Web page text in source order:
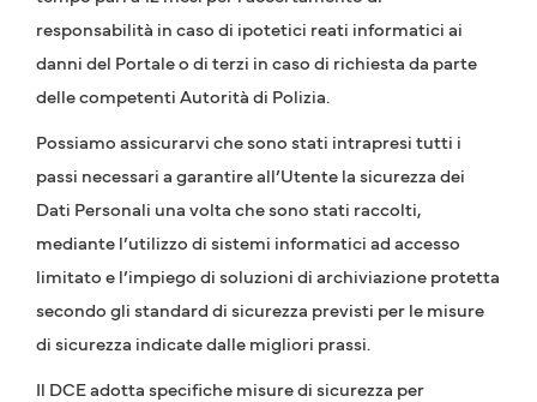
responsabilità in caso di ipotetici reati informatici ai
danni del Portale o di terzi in caso di richiesta da parte
delle competenti Autorità di Polizia.
Possiamo assicurarvi che sono stati intrapresi tutti i
passi necessari a garantire all’Utente la sicurezza dei
Dati Personali una volta che sono stati raccolti,
mediante l’utilizzo di sistemi informatici ad accesso
limitato e l’impiego di soluzioni di archiviazione protetta
secondo gli standard di sicurezza previsti per le misure
di sicurezza indicate dalle migliori prassi.
Il DCE adotta specifiche misure di sicurezza per